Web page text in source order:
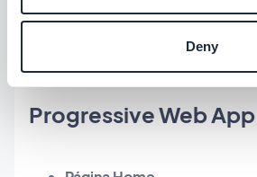
Deny
de un problema que
cuando un usuario
Progressive Web App